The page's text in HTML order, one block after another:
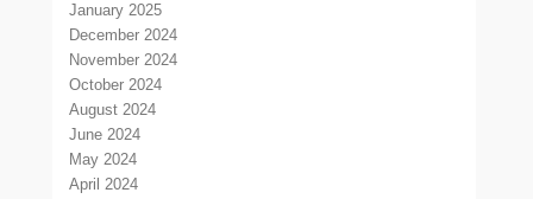
January 2025
December 2024
November 2024
October 2024
August 2024
June 2024
May 2024
April 2024